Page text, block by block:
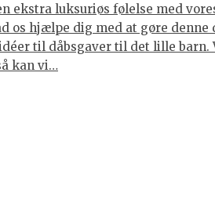
ekstra luksuriøs følelse med
os hjælpe dig med at gøre
til dåbsgaver til det lille
kan vi…